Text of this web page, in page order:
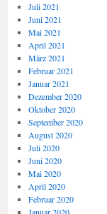
Juli 2021
Juni 2021
Mai 2021
April 2021
März 2021
Februar 2021
Januar 2021
Dezember 2020
Oktober 2020
September 2020
August 2020
Juli 2020
Juni 2020
Mai 2020
April 2020
Februar 2020